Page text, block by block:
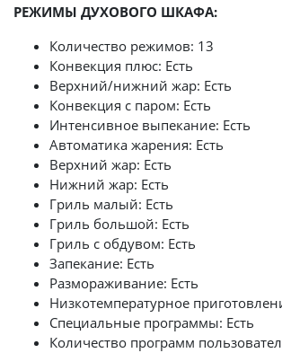
РЕЖИМЫ ДУХОВОГО ШКАФА:
Количество режимов: 13
Конвекция плюс: Есть
Верхний/нижний жар: Есть
Конвекция с паром: Есть
Интенсивное выпекание: Есть
Автоматика жарения: Есть
Верхний жар: Есть
Нижний жар: Есть
Гриль малый: Есть
Гриль большой: Есть
Гриль с обдувом: Есть
Запекание: Есть
Размораживание: Есть
Низкотемпературное
Специальные программы: Есть
Количество программ